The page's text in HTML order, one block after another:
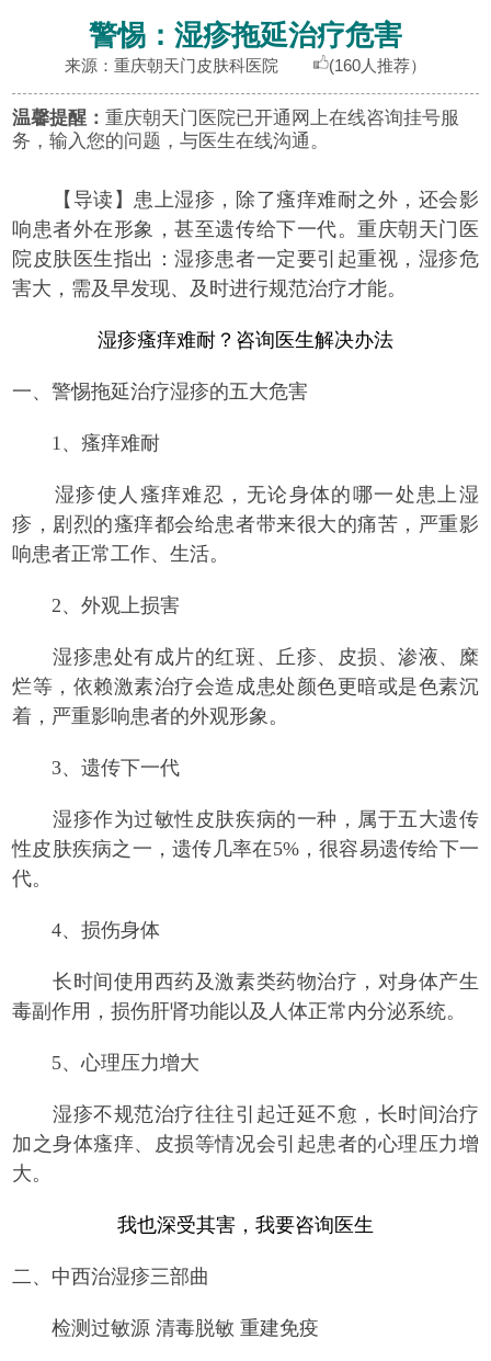
警惕：湿疹拖延治疗危害
来源：重庆朝天门皮肤科医院 (160人推荐）
温馨提醒：重庆朝天门医院已开通网上在线咨询挂号服
务，输入您的问题，与医生在线沟通。
【导读】 患上湿疹，除了瘙痒难耐之外，还会影
响患者外在形象，甚至遗传给下一代。重庆朝天门医
院皮肤医生指出：湿疹患者一定要引起重视，湿疹危
害大，需及早发现、及时进行规范治疗才能。
湿疹瘙痒难耐？咨询医生解决办法
一、警惕拖延治疗湿疹的五大危害
1、瘙痒难耐
湿疹使人瘙痒难忍，无论身体的哪一处患上湿
疹，剧烈的瘙痒都会给患者带来很大的痛苦，严重影
响患者正常工作、生活。
2、外观上损害
湿疹患处有成片的红斑、丘疹、皮损、渗液、糜
烂等，依赖激素治疗会造成患处颜色更暗或是色素沉
着，严重影响患者的外观形象。
3、遗传下一代
湿疹作为过敏性皮肤疾病的一种，属于五大遗传
性皮肤疾病之一，遗传几率在5%，很容易遗传给下一
代。
4、损伤身体
长时间使用西药及激素类药物治疗，对身体产生
毒副作用，损伤肝肾功能以及人体正常内分泌系统。
5、心理压力增大
湿疹不规范治疗往往引起迁延不愈，长时间治疗
加之身体瘙痒、皮损等情况会引起患者的心理压力增
大。
我也深受其害，我要咨询医生
二、中西治湿疹三部曲
检测过敏源 清毒脱敏 重建免疫